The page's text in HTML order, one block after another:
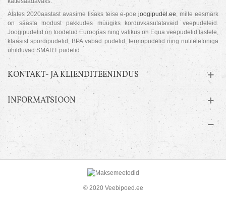
Alates 2020aastast avasime lisaks teise e-poejoogipudel.ee, mille eesmärk
on säästa loodust pakkudes müügiks korduvkasutatavaid veepudeleid.
Joogipudelid on toodetud Euroopas ning valikus on Equa veepudelid lastele,
klaasist spordipudelid, BPA vabad pudelid, termopudelid ning nutitelefoniga
ühilduvad SMART pudelid.
KONTAKT- JA KLIENDITEENINDUS
INFORMATSIOON
© 2020 Veebipoed.ee